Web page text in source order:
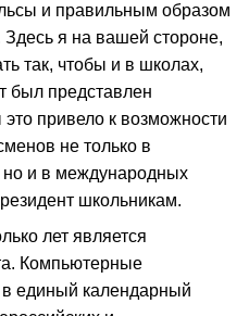
и правильным образом
Здесь я на вашей стороне,
так, чтобы и в школах,
был представлен
привело к возможности
не только в
но и в международных
школьникам.
лет является
Компьютерные
единый календарный